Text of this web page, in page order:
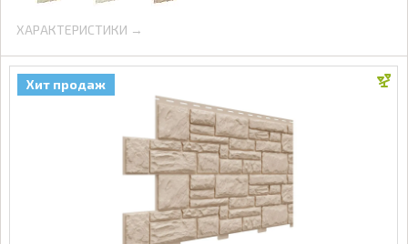
ХАРАКТЕРИСТИКИ →
Хит продаж